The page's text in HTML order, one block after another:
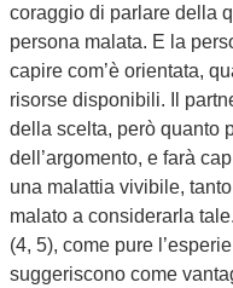
coraggio di parlare della
persona malata. E la
capire com’è orientata,
risorse disponibili. Il
della scelta, però quanto
dell’argomento, e farà
una malattia vivibile,
malato a considerarla
(4, 5), come pure
suggeriscono come